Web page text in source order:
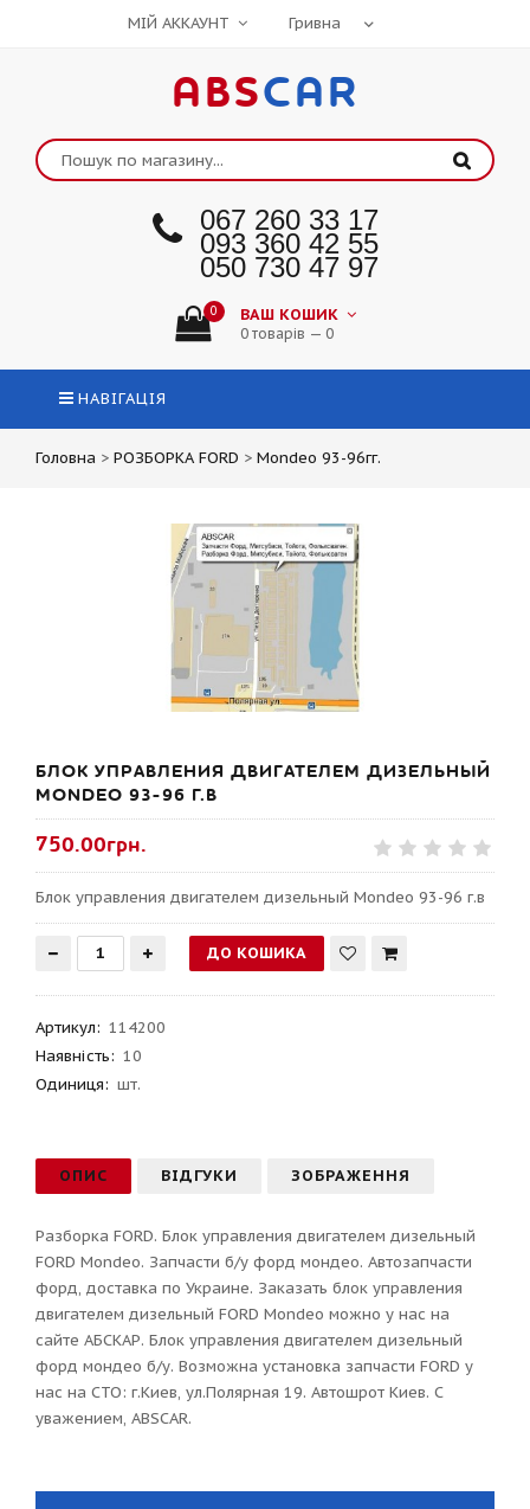
МІЙ АККАУНТ
ABSCAR
067 260 33 17
093 360 42 55
050 730 47 97
0 ВАШ КОШИК
0 товарів — 0
НАВІГАЦІЯ
Головна > РОЗБОРКА FORD > Mondeo 93-96гг.
БЛОК УПРАВЛЕНИЯ ДВИГАТЕЛЕМ ДИЗЕЛЬНЫЙ
MONDEO 93-96 Г.В
750.00грн.
Блок управления двигателем дизельный Mondeo 93-96 г.в
Артикул: 114200
Наявність: 10
Одиниця: шт.
ОПИС ВІДГУКИ ЗОБРАЖЕННЯ
Разборка FORD. Блок управления двигателем дизельный
FORD Mondeo. Запчасти б/у форд мондео. Автозапчасти
форд, доставка по Украине. Заказать блок управления
двигателем дизельный FORD Mondeo можно у нас на
сайте АБСКАР. Блок управления двигателем дизельный
форд мондео б/у. Возможна установка запчасти FORD у
нас на СТО: г.Киев, ул.Полярная 19. Автошрот Киев. С
уважением, ABSCAR.